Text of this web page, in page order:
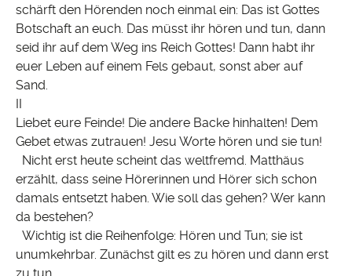
schärft den Hörenden noch einmal ein: Das ist Gottes
Botschaft an euch. Das müsst ihr hören und tun, dann
seid ihr auf dem Weg ins Reich Gottes! Dann habt ihr
euer Leben auf einem Fels gebaut, sonst aber auf
Sand.
Liebet eure Feinde! Die andere Backe hinhalten! Dem
Gebet etwas zutrauen! Jesu Worte hören und sie tun!
Nicht erst heute scheint das weltfremd. Matthäus
erzählt, dass seine Hörerinnen und Hörer sich schon
damals entsetzt haben. Wie soll das gehen? Wer kann
da bestehen?
Wichtig ist die Reihenfolge: Hören und Tun; sie ist
unumkehrbar. Zunächst gilt es zu hören und dann erst